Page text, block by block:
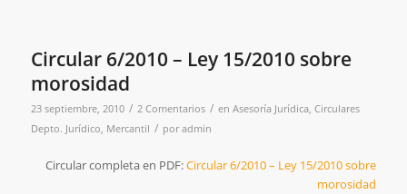
Circular 6/2010 – Ley 15/2010 sobre
morosidad
23 septiembre, 2010 / 2 Comentarios / en Asesoría Jurídica, Circulares
Depto. Jurídico, Mercantil / poradmin
Circular completa en PDF:Circular 6/2010 – Ley 15/2010 sobre
morosidad